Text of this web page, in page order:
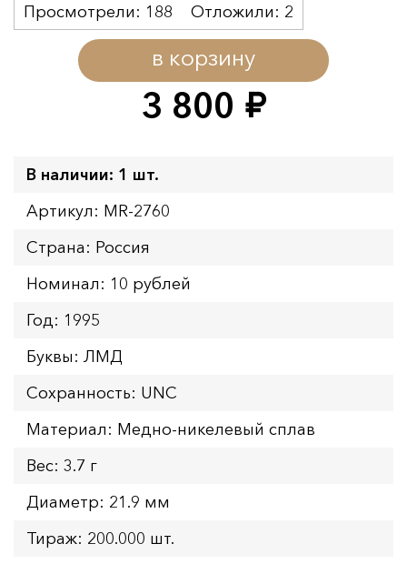
3 800 руб.
в корзину
Просмотрели: 188 Отложили: 2
В наличии: 1 шт.
Артикул: MR-2760
Страна: Россия
Номинал: 10 рублей
Год: 1995
Буквы: ЛМД
Сохранность: UNC
Материал: Медно-никелевый сплав
Вес: 3.7 г
Диаметр: 21.9 мм
Тираж: 200.000 шт.